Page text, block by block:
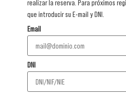
realizar la reserva. Para próximos
que introducir su E-mail y DNI.
Email
DNI